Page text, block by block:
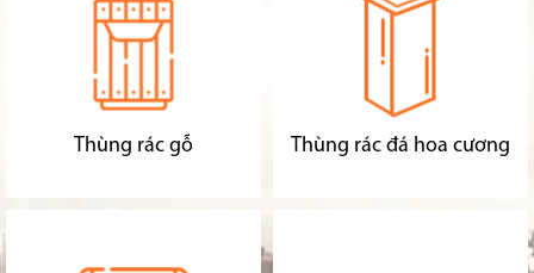
Thùng rác gỗ Thùng rác đá hoa cương